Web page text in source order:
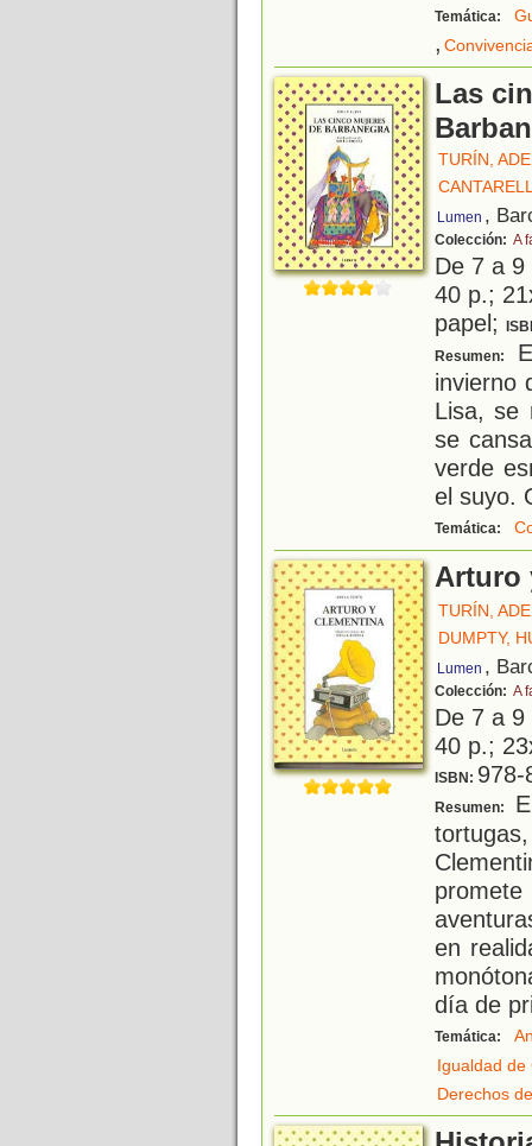
Temática:
,
Las
TURÍN,
Lumen ,
Colección: A
De 7 a
40 p.;
papel;
Resumen:
invierno
Lisa, se
se
verde
el suyo.
Temática:
Arturo
TURÍN,
DUMPTY,
Lumen ,
Colección: A
De 7 a
40 p.;
ISBN: 978-
Resumen:
en
día de
Temática:
Igualdad de
Derechos